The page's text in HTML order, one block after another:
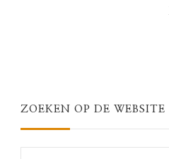
ZOEKEN OP DE WEBSITE